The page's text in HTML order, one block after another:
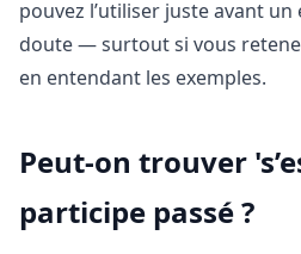
pouvez l’utiliser juste avant un
doute — surtout si vous
en entendant les exemples.
Peut-on trouver
participe passé ?